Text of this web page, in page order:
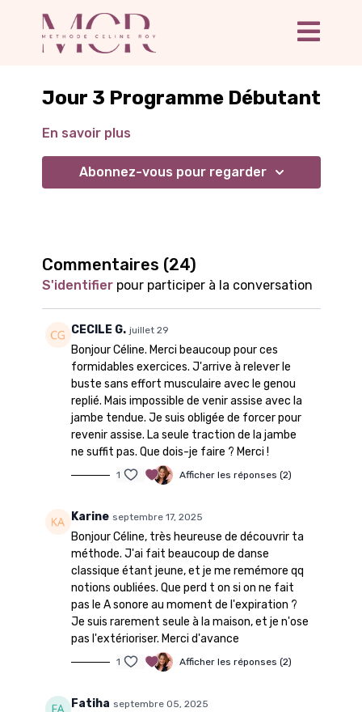
Jour 3 Programme Débutant
En savoir plus
Abonnez-vous pour regarder
Commentaires (24)
S'identifierpour participer à la conversation
CECILE G. juillet 29
Bonjour Céline. Merci beaucoup pour ces
formidables exercices. J'arrive à relever le
buste sans effort musculaire avec le genou
replié. Mais impossible de venir assise avec la
jambe tendue. Je suis obligée de forcer pour
revenir assise. La seule traction de la jambe
ne suffit pas. Que dois-je faire ? Merci !
1 Afficher les réponses (2)
Karine septembre 17, 2025
Bonjour Céline, très heureuse de découvrir ta
méthode. J'ai fait beaucoup de danse
classique étant jeune, et je me remémore qq
notions oubliées. Que perd t on si on ne fait
pas le A sonore au moment de l'expiration ?
Je suis rarement seule à la maison, et je n'ose
pas l'extérioriser. Merci d'avance
1 Afficher les réponses (2)
Fatiha septembre 05, 2025